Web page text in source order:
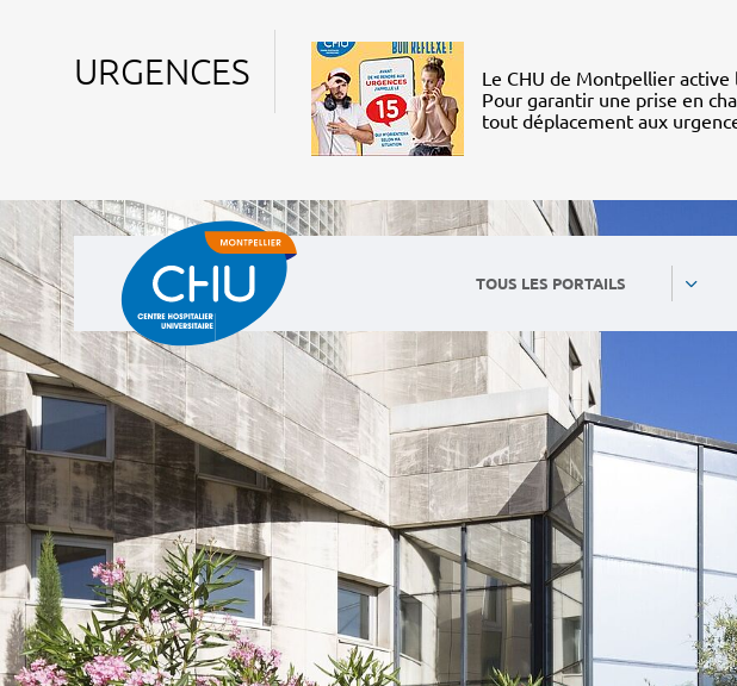
URGENCES
Le CHU de Montpellier active
Pour garantir une prise en
tout déplacement aux
TOUS LES PORTAILS